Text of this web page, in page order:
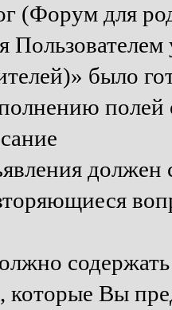
(Форум для
было
полей
должен
которые Вы